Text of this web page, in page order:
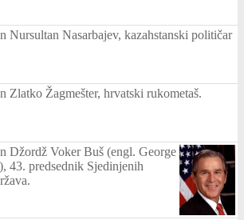
Nursultan Nasarbajev, kazahstanski političar
Zlatko Žagmešter, hrvatski rukometaš.
Džordž Voker Buš (engl. George
43. predsednik Sjedinjenih